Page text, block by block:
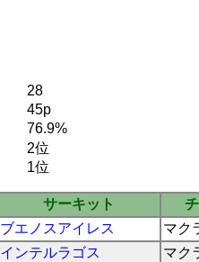
28
45p
76.9%
2位
1位
サーキット
ブエノスアイレス
マク
インテルラゴス
マク